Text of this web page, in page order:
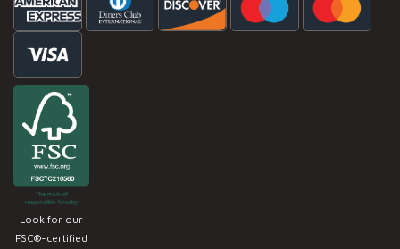
Look for our
FSC®-certified